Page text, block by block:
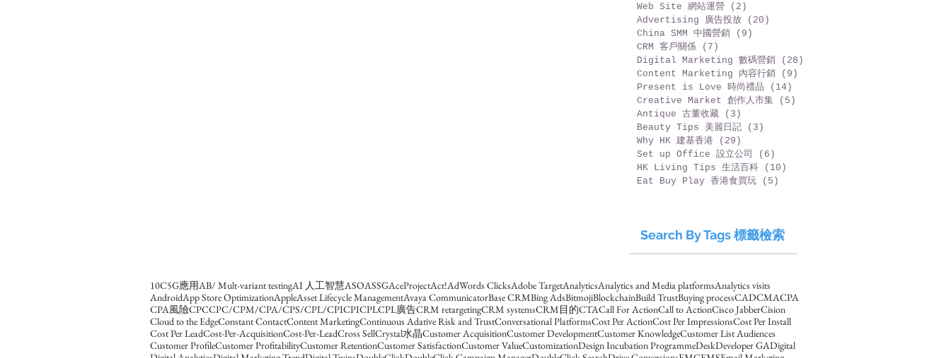
Web Site 網站運營
(2)
Advertising 廣告投放
(20)
China SMM 中國營銷
(9)
CRM 客戶關係
(7)
Digital Marketing 數碼營銷
(28)
Content Marketing 內容行銷
(9)
Present is Love 時尚禮品
(14)
Creative Market 創作人市集
(5)
Antique 古董收藏
(3)
Beauty Tips 美麗日記
(3)
Why HK 建基香港
(29)
Set up Office 設立公司
(6)
HK Living Tips 生活百科
(10)
Eat Buy Play 香港食買玩
(5)
Search By Tags 標籤檢索
10C5G應用AB/ Mult-variant testingAI 人工智慧ASOASSGAceProjectAct!AdWords ClicksAdobe TargetAnalyticsAnalytics and Media platformsAnalytics visits
AndroidApp Store OptimizationAppleAsset Lifecycle ManagementAvaya CommunicatorBase CRMBing AdsBitmojiBlockchainBuild TrustBuying processCADCMACPA
CPA風險CPCCPC/CPM/CPA/CPS/CPL/CPICPICPLCPL廣告CRM retargetingCRM systemsCRM目的CTACall For ActionCall to ActionCisco JabberCision
Cloud to the EdgeConstant ContactContent MarketingContinuous Adative Risk and TrustConversational PlatformsCost Per ActionCost Per ImpressionsCost Per Install
Cost Per LeadCost-Per-AcquisitionCost-Per-LeadCross SellCrystal水晶Customer AcquisitionCustomer DevelopmentCustomer KnowledgeCustomer List Audiences
Customer ProfileCustomer ProfitabilityCustomer RetentionCustomer SatisfactionCustomer ValueCustomizationDesign Incubation ProgrammeDeskDeveloper GADigital